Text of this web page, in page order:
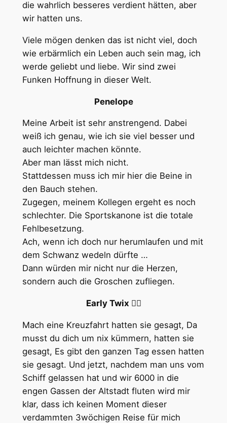
die wahrlich besseres verdient hätten, aber
wir hatten uns.
Viele mögen denken das ist nicht viel, doch
wie erbärmlich ein Leben auch sein mag, ich
werde geliebt und liebe. Wir sind zwei
Funken Hoffnung in dieser Welt.
Penelope
Meine Arbeit ist sehr anstrengend. Dabei
weiß ich genau, wie ich sie viel besser und
auch leichter machen könnte.
Aber man lässt mich nicht.
Stattdessen muss ich mir hier die Beine in
den Bauch stehen.
Zugegen, meinem Kollegen ergeht es noch
schlechter. Die Sportskanone ist die totale
Fehlbesetzung.
Ach, wenn ich doch nur herumlaufen und mit
dem Schwanz wedeln dürfte …
Dann würden mir nicht nur die Herzen,
sondern auch die Groschen zufliegen.
Early Twix 🏳️‍🌈
Mach eine Kreuzfahrt hatten sie gesagt, Da
musst du dich um nix kümmern, hatten sie
gesagt, Es gibt den ganzen Tag essen hatten
sie gesagt. Und jetzt, nachdem man uns vom
Schiff gelassen hat und wir 6000 in die
engen Gassen der Altstadt fluten wird mir
klar, dass ich keinen Moment dieser
verdammten 3wöchigen Reise für mich